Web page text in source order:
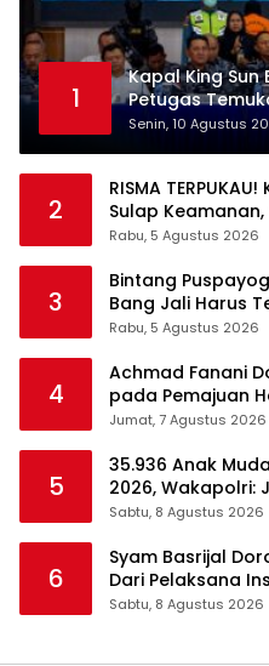
1
Kapal King Sun
Petugas
Natuna
Senin, 10 Agustus
2
RISMA
Sulap
Pangan Jadi Satu
Rabu, 5 Agustus 2026
3
Bintang
Bang Jali Harus
Dikembangkan
Rabu, 5 Agustus 2026
4
Achmad Fanani
pada Pemajuan
Jumat, 7 Agustus 2026
5
35.936 Anak
2026, Wakapolri:
Sabtu, 8 Agustus 2026
6
Syam Basrijal
Dari Pelaksana
Sabtu, 8 Agustus 2026